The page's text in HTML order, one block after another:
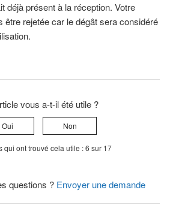
déjà présent à la réception. Votre
être rejetée car le dégât sera considéré
vous a-t-il été utile ?
Oui Non
qui ont trouvé cela utile : 6 sur 17
questions ? Envoyer une demande